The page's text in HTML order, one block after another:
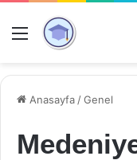
Menü
Anasayfa /Genel